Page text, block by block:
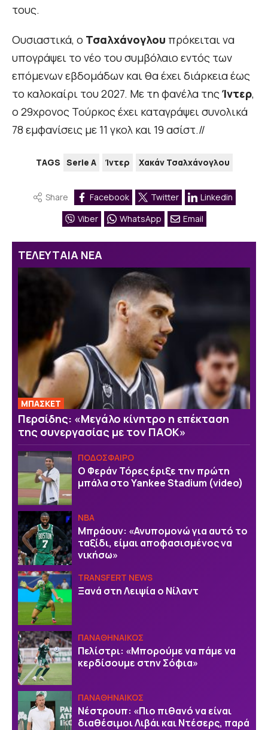
τους.
Ουσιαστικά, ο Τσαλχάνογλου πρόκειται να
υπογράψει το νέο του συμβόλαιο εντός των
επόμενων εβδομάδων και θα έχει διάρκεια έως
το καλοκαίρι του 2027. Με τη φανέλα τηςΊντερ,
ο 29χρονος Τούρκος έχει καταγράψει συνολικά
78 εμφανίσεις με 11 γκολ και 19 ασίστ.//
TAGS Serie A Ίντερ Χακάν Τσαλχάνογλου
Share Facebook Twitter
Linkedin
Viber
WhatsApp Email
ΤΕΛΕΥΤΑΙΑ ΝΕΑ
ΜΠΑΣΚΕΤ
Περσίδης: «Μεγάλο κίνητρο η επέκταση
της συνεργασίας με τον ΠΑΟΚ»
ΠΟΔΟΣΦΑΙΡΟ
Ο Φεράν Τόρες έριξε την πρώτη
μπάλα στο Yankee Stadium (video)
NBA
Μπράουν: «Ανυπομονώ για αυτό το
ταξίδι, είμαι αποφασισμένος να
νικήσω»
TRANSFERT NEWS
Ξανά στη Λειψία ο Νίλαντ
ΠΑΝΑΘΗΝΑΙΚΟΣ
Πελίστρι: «Μπορούμε να πάμε να
κερδίσουμε στην Σόφια»
ΠΑΝΑΘΗΝΑΙΚΟΣ
Νέστρουπ: «Πιο πιθανό να είναι
διαθέσιμοι Λιβάι και Ντέσερς, παρά